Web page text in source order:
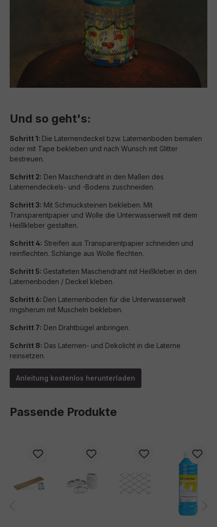
Und so geht's:
Schritt 1: Die Laternendeckel bzw. Laternenboden bemalen
oder mit Tape bekleben und nach Wunsch mit Glitter
bestreuen.
Schritt 2: Den Maschendraht in den Maßen des
Laternendeckels- und -Bodens zuschneiden.
Schritt 3: Mit Schmucksteinen bekleben. Mit
Transparentpapier und Wolle die Unterwasserwelt mit dem
Heißkleber gestalten.
Schritt 4: Streifen aus Transparentpapier schneiden und
reinflechten. Schlange aus Wolle flechten.
Schritt 5: Gestalteten Maschendraht mit Heißkleber in den
Laternenboden / Deckel kleben.
Schritt 6: Den Laternenboden für die Unterwasserwelt
ringsherum mit Muscheln bekleben.
Schritt 7: Den Drahtbügel anbringen.
Schritt 8: Das Laternen- und Dekolicht in die Laterne
reinsetzen.
Anleitung kostenlos herunterladen
Passende Produkte